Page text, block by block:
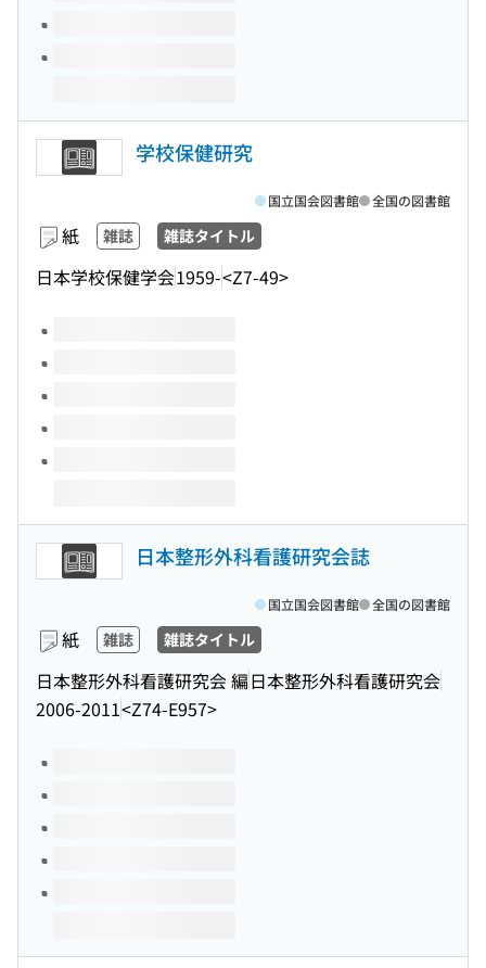
学校保健研究
紙 雑誌 雑誌タイトル
日本学校保健学会1959-<Z7-49>
国立国会図書館 全国の図書館
このタイトルの巻号
日本整形外科看護研究会誌
紙 雑誌 雑誌タイトル
日本整形外科看護研究会 編日本整形外科看護研究会
2006-2011<Z74-E957>
国立国会図書館 全国の図書館
このタイトルの巻号